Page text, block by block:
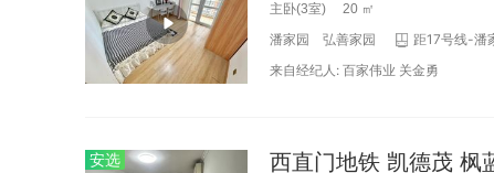
主卧(3室) 20 ㎡
潘家园 弘善家园
距17号线-潘
来自经纪人: 百家伟业 关金勇
安选